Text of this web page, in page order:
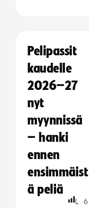
Pelipassit
kaudelle
2026–27
nyt
myynnissä
– hanki
ennen
ensimmäist
ä peliä
L 6